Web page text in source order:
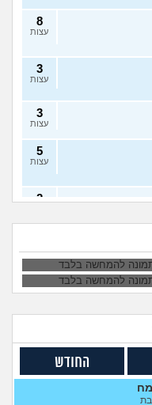
8
עצות
3
עצות
3
עצות
5
עצות
2
4
1
2
עצות
3
ציון לא טוב
רפואה, לוותר
החליט לעשות
טובה להיפרד
החודש
בת